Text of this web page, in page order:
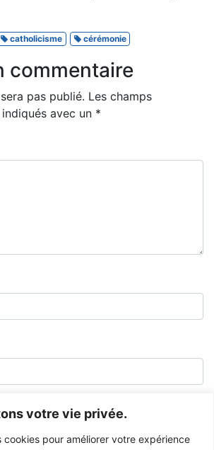
votre vie privée.
cookies pour améliorer votre expérience
catholicisme cérémonie
commentaire
pas publié. Les champs
avec un *